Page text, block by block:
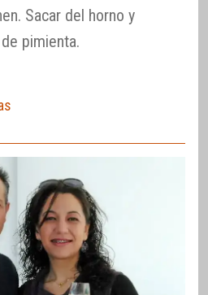
Sacar del horno y
pimienta.